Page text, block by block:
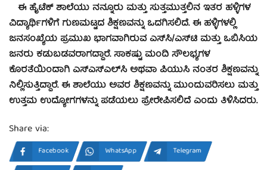
ಈ ಹೈಟೆಕ್ ಶಾಲೆಯು ನನ್ನೂರು ಮತ್ತು ಸುತ್ತಮುತ್ತಲಿನ ಇತರ ಹಳ್ಳಿಗಳ
ವಿದ್ಯಾರ್ಥಿಗಳಿಗೆ ಗುಣಮಟ್ಟದ ಶಿಕ್ಷಣವನ್ನು ಒದಗಿಸಲಿದೆ. ಈ ಹಳ್ಳಿಗಳಲ್ಲಿ
ಜನಸಂಖ್ಯೆಯ ಪ್ರಮುಖ ಭಾಗವಾಗಿರುವ ಎಸ್‌ಸಿ/ಎಸ್‌ಟಿ ಮತ್ತು ಒಬಿಸಿಯ
ಜನರು ಕಡುಬಡವರಾಗದ್ದಾರೆ. ಸಾಕಷ್ಟು ಮಂದಿ ಸೌಲಭ್ಯಗಳ
ಕೊರತೆಯಿಂದಾಗಿ ಎಸ್‌ಎಸ್‌ಎಲ್‌ಸಿ ಅಥವಾ ಪಿಯುಸಿ ನಂತರ ಶಿಕ್ಷಣವನ್ನು
ನಿಲ್ಲಿಸುತ್ತಿದ್ದಾರೆ. ಈ ಶಾಲೆಯು ಅವರ ಶಿಕ್ಷಣವನ್ನು ಮುಂದುವರಿಸಲು ಮತ್ತು
ಉತ್ತಮ ಉದ್ಯೋಗಗಳನ್ನು ಪಡೆಯಲು ಪ್ರೇರೇಪಿಸಲಿದೆ ಎಂದು ತಿಳಿಸಿದರು.
Share via:
Facebook WhatsApp
Telegram